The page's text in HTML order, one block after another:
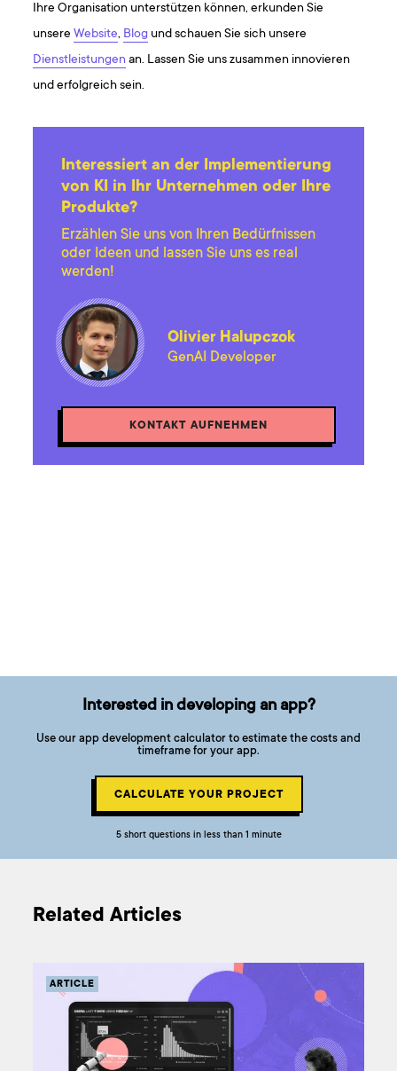
Ihre Organisation unterstützen können, erkunden Sie
unsereWebsite, Blog und schauen Sie sich unsere
Dienstleistungen an. Lassen Sie uns zusammen innovieren
und erfolgreich sein.
Interessiert an der Implementierung
von KI in Ihr Unternehmen oder Ihre
Produkte?
Erzählen Sie uns von Ihren Bedürfnissen
oder Ideen und lassen Sie uns es real
werden!
Olivier Halupczok
GenAI Developer
KONTAKT AUFNEHMEN
Interested in developing an app?
Use our app development calculator to estimate the costs and
timeframe for your app.
CALCULATE YOUR PROJECT
5 short questions in less than 1 minute
Related Articles
ARTICLE